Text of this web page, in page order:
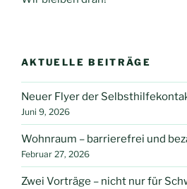
AKTUELLE BEITRÄGE
Neuer Flyer der
Juni 9, 2026
Wohnraum – barrierefrei und
Februar 27, 2026
Zwei Vorträge – nicht nur für